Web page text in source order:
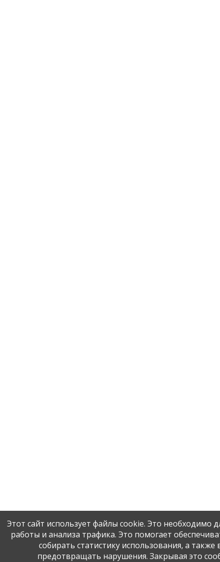
Этот сайт использует файлы cookie. Это необходимо
работы и анализа трафика. Это помогает
собирать статистику использования, а также
предотвращать нарушения. Закрывая это